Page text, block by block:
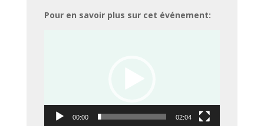
Pour en savoir plus sur cet événement:
00:00 02:04